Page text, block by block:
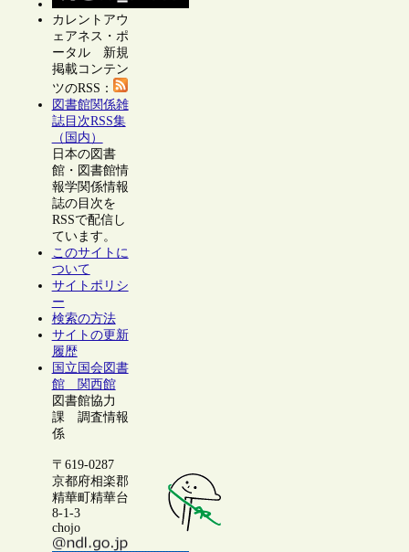
カレントアウ
ェアネス・ポ
ータル 新規
掲載コンテン
ツのRSS：
図書館関係雑
誌目次RSS集
（国内）
日本の図書
館・図書館情
報学関係情報
誌の目次を
RSSで配信し
ています。
このサイトに
ついて
サイトポリシ
ー
検索の方法
サイトの更新
履歴
国立国会図書
館 関西館
図書館協力
課 調査情報
係
〒619-0287
京都府相楽郡
精華町精華台
8-1-3
chojo